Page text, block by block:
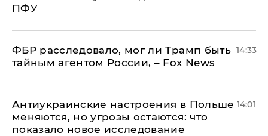
ПФУ
ФБР расследовало, мог ли Трамп быть
тайным агентом России, – Fox News
14:33
Антиукраинские настроения в Польше
меняются, но угрозы остаются: что
показало новое исследование
14:01